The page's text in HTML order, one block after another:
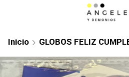
Inicio GLOBOS FELIZ